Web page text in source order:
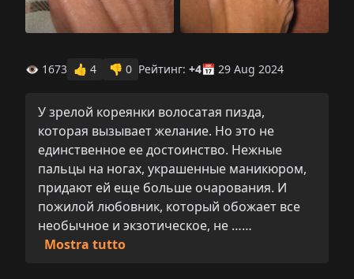
👁 1673 👍 4 👎 0 Рейтинг: +4📅 29 Aug 2024
У зрелой кореянки волосатая пизда,
которая вызывает желание. Но это не
единственное ее достоинство. Нежные
пальцы на ногах, украшенные маникюром,
придают ей еще больше очарования. И
пожилой любовник, который обожает все
необычное и экзотическое, не ……
Mostra tutto